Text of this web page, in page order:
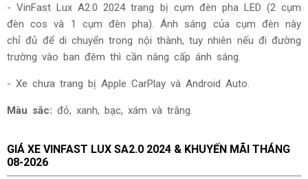
- VinFast Lux A2.0 2024 trang bị cụm đèn pha LED (2 cụm
đèn cos và 1 cụm đèn pha). Ánh sáng của cụm đèn này
chỉ đủ để di chuyển trong nội thành, tuy nhiên nếu đi đường
trường vào ban đêm thì cần nâng cấp ánh sáng.
- Xe chưa trang bị Apple CarPlay và Android Auto.
Màu sắc: đỏ, xanh, bạc, xám và trắng.
GIÁ XE VINFAST LUX SA2.0 2024 & KHUYẾN MÃI THÁNG
08-2026